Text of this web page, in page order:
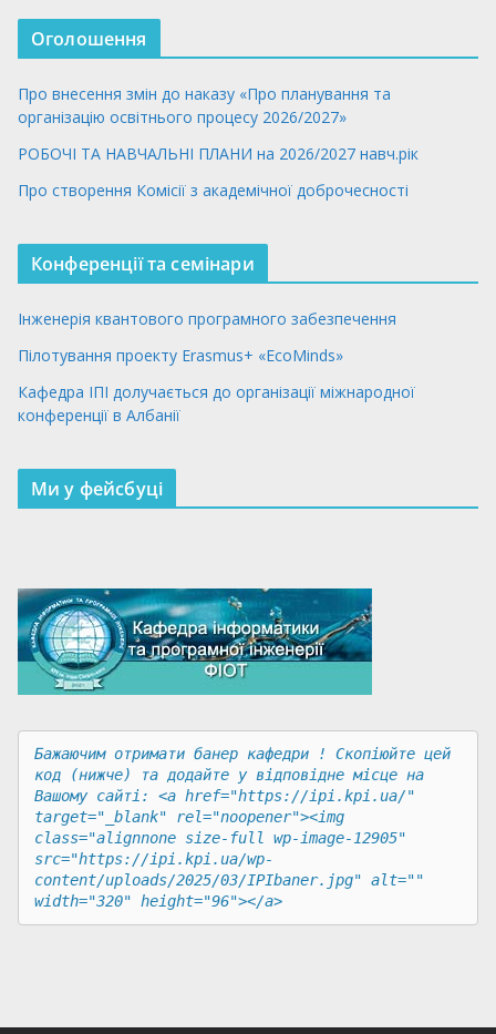
Оголошення
Про внесення змін до наказу «Про планування та
організацію освітнього процесу 2026/2027»
РОБОЧІ ТА НАВЧАЛЬНІ ПЛАНИ на 2026/2027 навч.рік
Про створення Комісії з академічної доброчесності
Конференції та семінари
Інженерія квантового програмного забезпечення
Пілотування проекту Erasmus+ «EcoMinds»
Кафедра ІПІ долучається до організації міжнародної
конференції в Албанії
Ми у фейсбуці
Бажаючим отримати банер кафедри ! Скопіюйте цей
код (нижче) та додайте у відповідне місце на
Вашому сайті: <a href="https://ipi.kpi.ua/"
target="_blank" rel="noopener"><img
class="alignnone size-full wp-image-12905"
src="https://ipi.kpi.ua/wp-
content/uploads/2025/03/IPIbaner.jpg" alt=""
width="320" height="96"></a>